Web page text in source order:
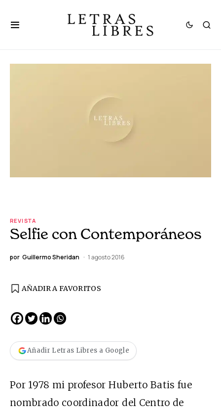
REVISTA
Selfie con Contemporáneos
por Guillermo Sheridan 1 agosto 2016
AÑADIR A FAVORITOS
Añadir Letras Libres a Google
Por 1978 mi profesor Huberto Batis fue
nombrado coordinador del Centro de